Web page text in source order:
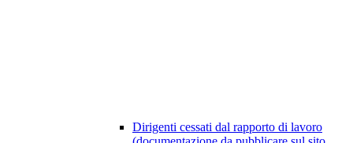
Dirigenti cessati dal rapporto di lavoro